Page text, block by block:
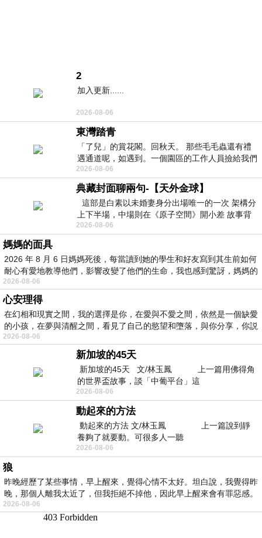
2
加入更新......
2026-08-06
東灣踏青
「了兒」的賞花閣。回秋天。 那些毛毛蟲還有禮
遇通道呢，如遇到。一個園區的工作人員撿給我們
細賞。
2026-08-06
典藏封面聊兩句-【天外金球】
這部是白素以未婚妻身分出場唯一的一次 架構分
上下半場，中場則在《原子空間》開小差 故事背
景影射西藏境外流亡 地下組織
2026-08-06
媽媽的面具
2026 年 8 月 6 日媽媽死後，每當讀到她的學生和好友寫到其生前如何
耐心有愛地教導他們，影響改變了他們的生命，我也感到驚訝，媽媽的
2026-08-06
心安理得
在幻相和現實之間，我的選擇是你，在愛與不愛之間，依然是一個缺愛
的小孩，在夢與清醒之間，看見了自己的慾望和墮落，與你分享，你説
2026-08-06
新加坡的45天
新加坡的45天 文/林玉鳳 上一篇用佛得角
的世界盃故事，談「中葡平台」這
2026-08-06
動起來的方法
動起來的方法 文/林玉鳳 上一篇說到靜
養夠了就要動。可很多人一聽
2026-08-06
狼
昨晚經歷了某些事情，早上醒來，覺得心情不太好。坦白說，我覺得昨
晚，那個人離我太近了，但我拒絕不掉他，因此早上醒來會有罪惡感。
2026-08-06